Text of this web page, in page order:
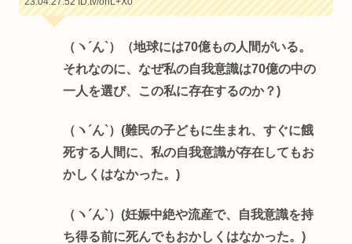
（ヽ´ん`）（地球には70億もの人間がいる。
それなのに、なぜ私の自我意識は70億の中の
一人を選び、この私に存在するのか？)
（ヽ´ん`）(難民の子どもに生まれ、すぐに餓
死する人間に、私の自我意識が存在してもお
かしくはなかった。)
（ヽ´ん`）(妊娠中絶や流産で、自我意識を持
ち得る前に死んでもおかしくはなかった。)